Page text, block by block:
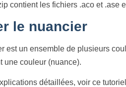
contient les fichiers .aco et .ase
le nuancier
est un ensemble de plusieurs
une couleur (nuance).
détaillées, voir ce tutoriel